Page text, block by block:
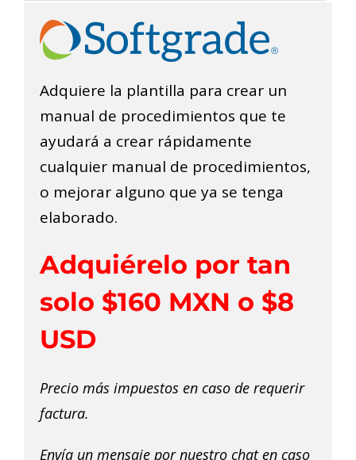
contenido
Adquiere la plantilla para crear un
manual de procedimientos que te
ayudará a crear rápidamente
cualquier manual de procedimientos,
o mejorar alguno que ya se tenga
elaborado.
Adquiérelo por tan
solo $160 MXN o $8
USD
Precio más impuestos en caso de requerir
factura.
Envía un mensaje por nuestro chat en caso